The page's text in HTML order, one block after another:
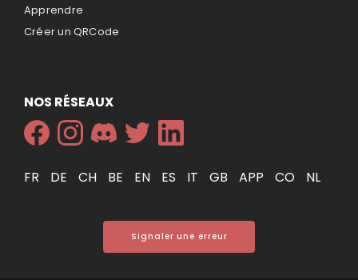
Apprendre
Créer un QRCode
NOS RÉSEAUX
FR DE CH BE EN ES IT GB APP CO NL
Signaler une erreur